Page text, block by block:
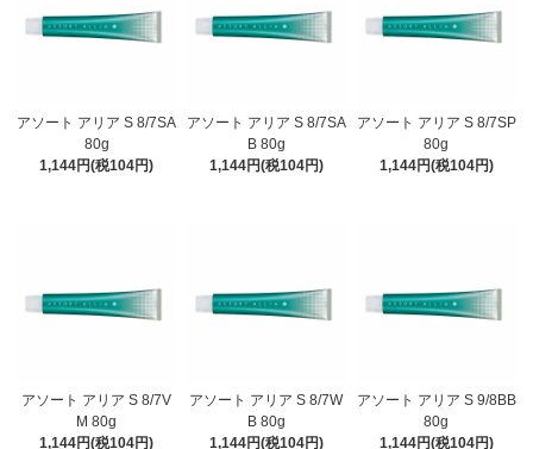
アソート アリア S 8/7SA
80g
1,144円(税104円)
アソート アリア S 8/7SA
B 80g
1,144円(税104円)
アソート アリア S 8/7SP
80g
1,144円(税104円)
アソート アリア S 8/7V
M 80g
1,144円(税104円)
アソート アリア S 8/7W
B 80g
1,144円(税104円)
アソート アリア S 9/8BB
80g
1,144円(税104円)